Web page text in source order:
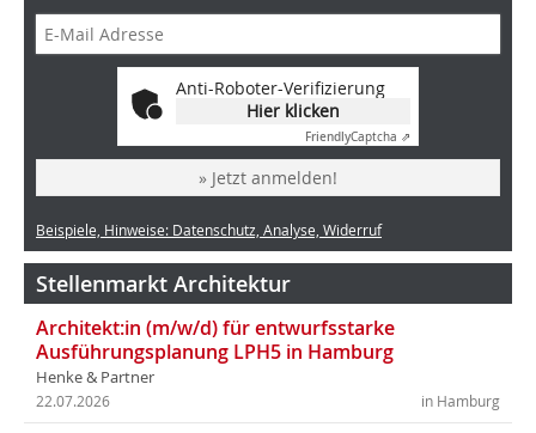
Anti-Roboter-Verifizierung
Hier klicken
FriendlyCaptcha ⇗
» Jetzt anmelden!
Beispiele, Hinweise: Datenschutz, Analyse, Widerruf
Stellenmarkt Architektur
Architekt:in (m/w/d) für entwurfsstarke
Ausführungsplanung LPH5 in Hamburg
Henke & Partner
in Hamburg
22.07.2026